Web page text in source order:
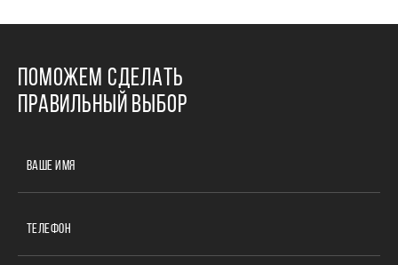
ПОМОЖЕМ СДЕЛАТЬ
ПРАВИЛЬНЫЙ ВЫБОР
ВАШЕ ИМЯ
ТЕЛЕФОН